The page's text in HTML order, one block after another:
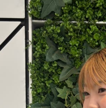
アパレル部門 物販部門